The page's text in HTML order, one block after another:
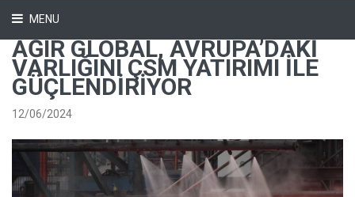
MENU
AĞIR GLOBAL, AVRUPA’DAKI
VARLIĞINI ÇSM YATIRIMI ILE
GÜÇLENDIRIYOR
12/06/2024